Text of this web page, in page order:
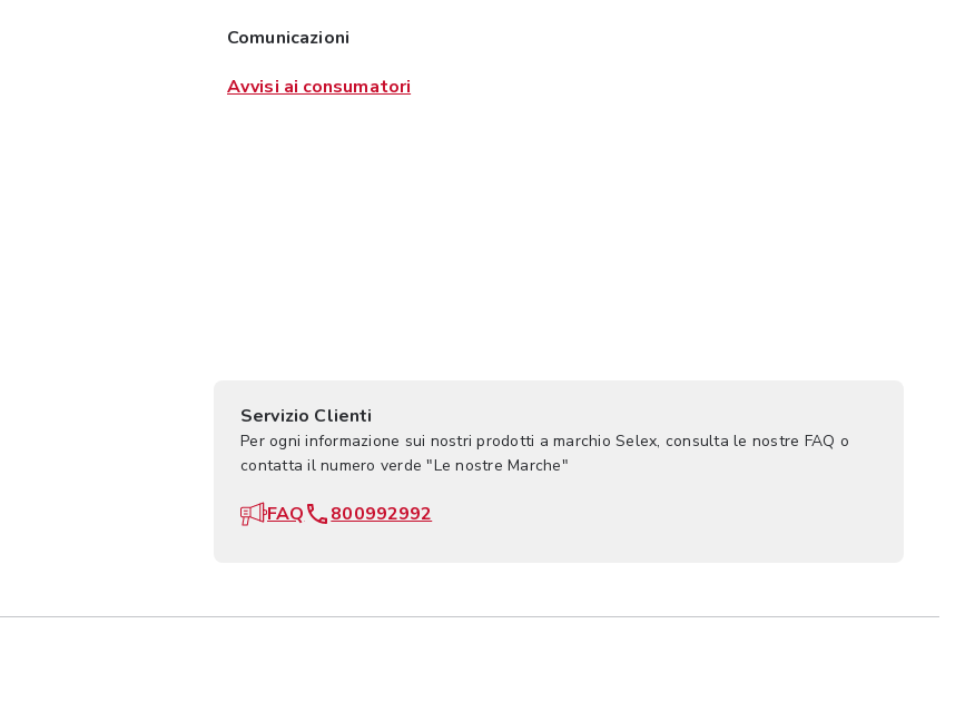
Comunicazioni
Avvisi ai consumatori
Servizio Clienti
Per ogni informazione sui nostri prodotti a marchio Selex, consulta le nostre FAQ o
contatta il numero verde "Le nostre Marche"
FAQ 800992992